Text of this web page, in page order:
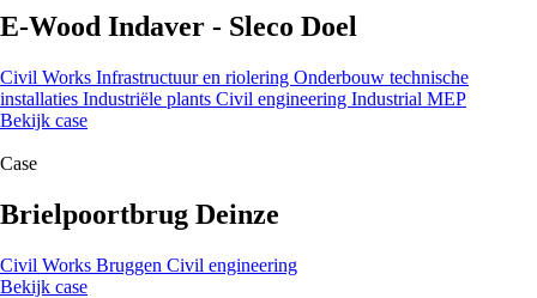
E-Wood Indaver - Sleco Doel
Civil Works Infrastructuur en riolering Onderbouw technische
installaties Industriële plants Civil engineering Industrial MEP
Bekijk case
Case
Brielpoortbrug Deinze
Civil Works Bruggen Civil engineering
Bekijk case